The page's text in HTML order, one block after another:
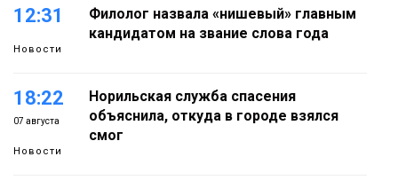
12:31
Новости
Филолог назвала «нишевый» главным
кандидатом на звание слова года
18:22
07 августа
Новости
Норильская служба спасения
объяснила, откуда в городе взялся
смог